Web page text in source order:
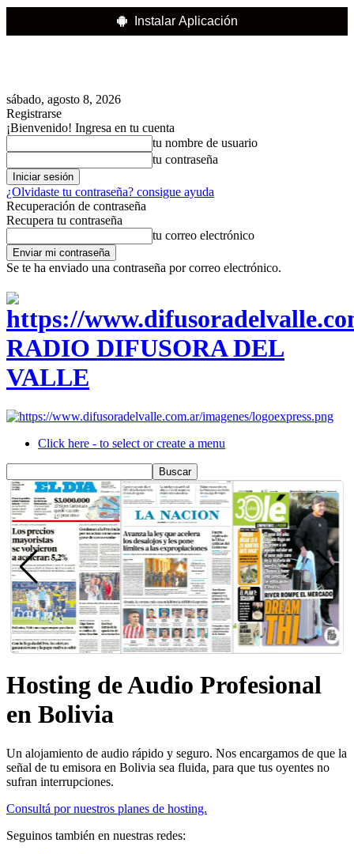
Instalar Aplicación
sábado, agosto 8, 2026
Registrarse
¡Bienvenido! Ingresa en tu cuenta
tu nombre de usuario
tu contraseña
¿Olvidaste tu contraseña? consigue ayuda
Recuperación de contraseña
Recupera tu contraseña
tu correo electrónico
Se te ha enviado una contraseña por correo electrónico.
RADIO DIFUSORA DEL
VALLE
Click here - to select or create a menu
Hosting de Audio Profesional
en Bolivia
Un alojamiento de audio rápido y seguro. Nos encargamos de que la
señal de tu emisora en Bolivia sea fluida, para que tus oyentes no
sufran interrupciones.
Consultá por nuestros planes de hosting.
Seguinos también en nuestras redes: